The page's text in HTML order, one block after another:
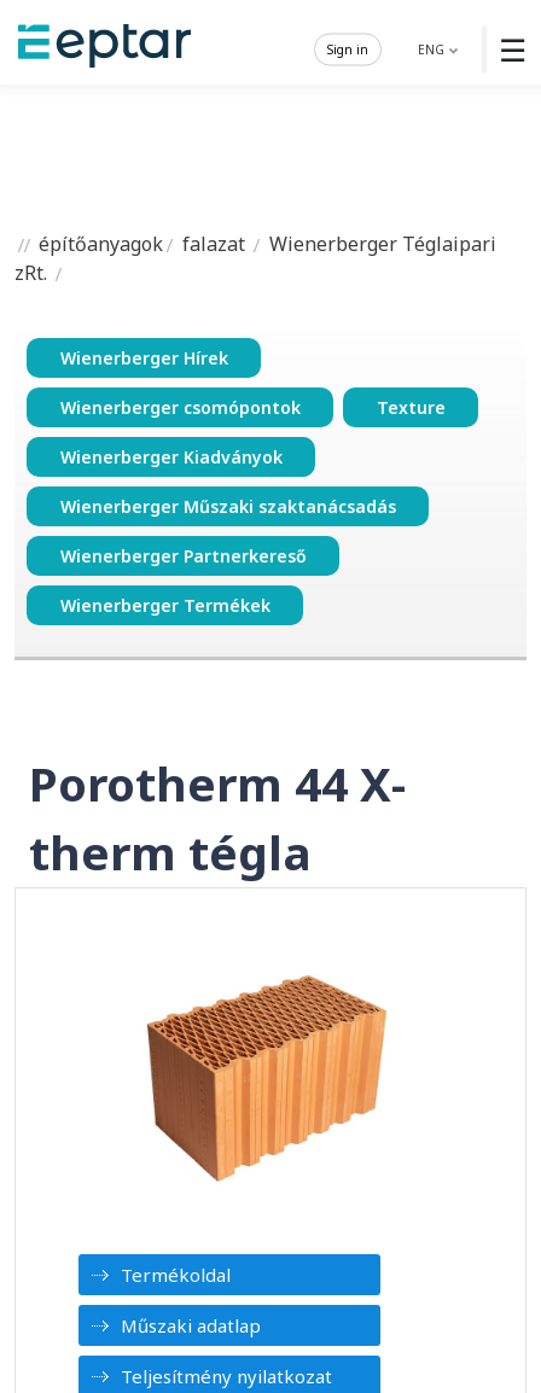
☰
ENG
Sign in
építőanyagok falazat
Wienerberger Téglaipari
zRt.
Wienerberger Hírek
Wienerberger csomópontok Texture
Wienerberger Kiadványok
Wienerberger Műszaki szaktanácsadás
Wienerberger Partnerkereső
Wienerberger Termékek
Porotherm 44 X-
therm tégla
Termékoldal
Műszaki adatlap
Teljesítmény nyilatkozat